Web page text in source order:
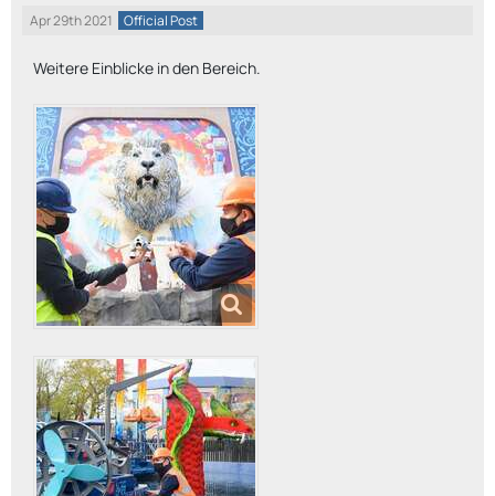
Apr 29th 2021 Official Post
Weitere Einblicke in den Bereich.